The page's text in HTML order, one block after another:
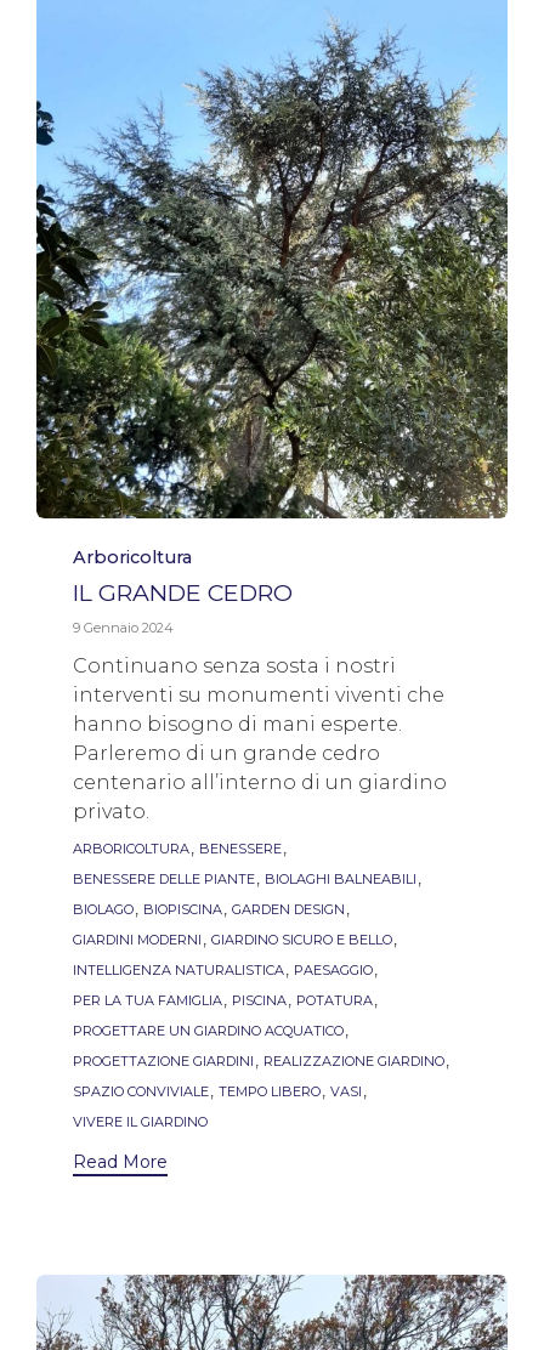
Category
Arboricoltura
IL GRANDE CEDRO
9 Gennaio 2024
Continuano senza sosta i nostri
interventi su monumenti viventi che
hanno bisogno di mani esperte.
Parleremo di un grande cedro
centenario all’interno di un giardino
privato.
Tags
ARBORICOLTURA, BENESSERE,
BENESSERE DELLE PIANTE, BIOLAGHI BALNEABILI ,
BIOLAGO, BIOPISCINA, GARDEN DESIGN ,
GIARDINI MODERNI , GIARDINO SICURO E BELLO,
INTELLIGENZA NATURALISTICA, PAESAGGIO,
PER LA TUA FAMIGLIA, PISCINA, POTATURA,
PROGETTARE UN GIARDINO ACQUATICO,
PROGETTAZIONE GIARDINI , REALIZZAZIONE GIARDINO,
SPAZIO CONVIVIALE, TEMPO LIBERO, VASI ,
VIVERE IL GIARDINO
Read More